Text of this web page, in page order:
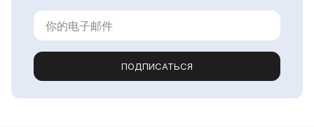
ПОДПИСАТЬСЯ